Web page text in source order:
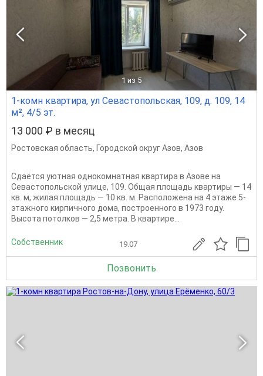
1 из 5
1-комн квартира, ул Севастопольская, 109, д. 109, 14
м², 4/5 эт.
13 000 ₽ в месяц
Ростовская область, Городской округ Азов, Азов
Сдаётся уютная однокомнатная квартира в Азове на
Севастопольской улице, 109. Общая площадь квартиры — 14
кв. м, жилая площадь — 10 кв. м. Расположена на 4 этаже 5-
этажного кирпичного дома, построенного в 1973 году.
Высота потолков — 2,5 метра. В квартире...
Собственник 19.07
Позвонить